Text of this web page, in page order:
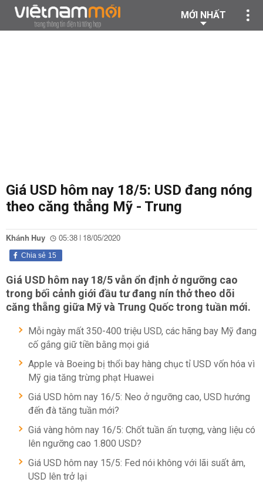
MỚI NHẤT
Giá USD hôm nay 18/5: USD đang nóng
theo căng thẳng Mỹ - Trung
Khánh Huy 05:38 | 18/05/2020
15
Chia sẻ
Giá USD hôm nay 18/5 vẫn ổn định ở ngưỡng cao
trong bối cảnh giới đầu tư đang nín thở theo dõi
căng thẵng giữa Mỹ và Trung Quốc trong tuần mới.
Mỗi ngày mất 350-400 triệu USD, các hãng bay Mỹ đang
cố gắng giữ tiền bằng mọi giá
Apple và Boeing bị thổi bay hàng chục tỉ USD vốn hóa vì
Mỹ gia tăng trừng phạt Huawei
Giá USD hôm nay 16/5: Neo ở ngưỡng cao, USD hướng
đến đà tăng tuần mới?
Giá vàng hôm nay 16/5: Chốt tuần ấn tượng, vàng liệu có
lên ngưỡng cao 1.800 USD?
Giá USD hôm nay 15/5: Fed nói không với lãi suất âm,
USD lên trở lại